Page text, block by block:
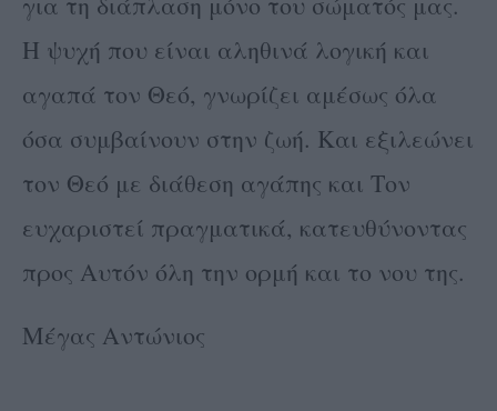
Η ψυχή που είναι αληθινά λογική και
αγαπά τον Θεό, γνωρίζει αμέσως όλα
όσα συμβαίνουν στην ζωή. Και εξιλεώνει
τον Θεό με διάθεση αγάπης και Τον
ευχαριστεί πραγματικά, κατευθύνοντας
προς Αυτόν όλη την ορμή και το νου της.
Μέγας Αντώνιος